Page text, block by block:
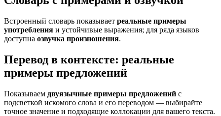
Встроенный словарь показывает реальные примеры
употребления и устойчивые выражения; для ряда языков
доступна озвучка произношения.
Перевод в контексте: реальные
примеры предложений
Показываем двуязычные примеры предложений с
подсветкой искомого слова и его переводом — выбирайте
точное значение и подходящие коллокации для вашего текста.